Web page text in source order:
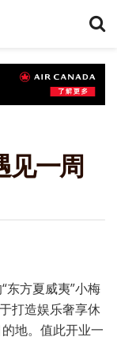
见一周
东方夏威夷”小梅
打造娱乐奢享休
地。值此开业一